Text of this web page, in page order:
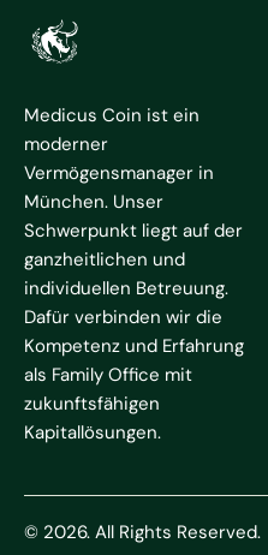
Medicus Coin ist ein
moderner
Vermögensmanager in
München. Unser
Schwerpunkt liegt auf der
ganzheitlichen und
individuellen Betreuung.
Dafür verbinden wir die
Kompetenz und Erfahrung
als Family Office mit
zukunftsfähigen
Kapitallösungen.
© 2026. All Rights Reserved.